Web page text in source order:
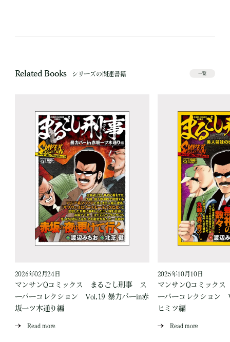
Related Books シリーズの関連書籍 一覧
2026年02月24日
マンサンQコミックス まるごし刑事 ス
ーパーコレクション Vol.19 暴力バーin赤
坂一ツ木通り編
Read more
2025年10月10日
マンサンQコミック
ーパーコレクション
ヒミツ編
Read more